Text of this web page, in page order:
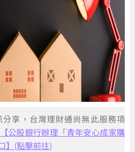
享，台灣理財通尚無此服務項
【公股銀行辦理「青年安心成家購
】(點擊前往)